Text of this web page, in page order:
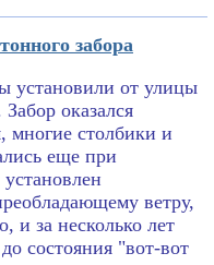
забора
установили от улицы
оказался
многие столбики и
еще при
ветру,
и за несколько лет
состояния "вот-вот